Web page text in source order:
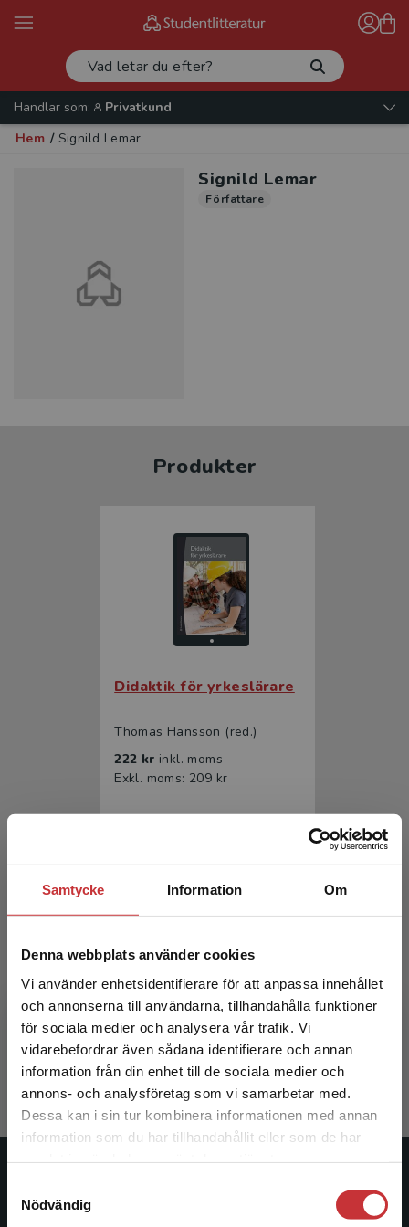
Samtycke Information Om
Denna webbplats använder cookies
Vi använder enhetsidentifierare för att anpassa innehållet
och annonserna till användarna, tillhandahålla funktioner
för sociala medier och analysera vår trafik. Vi
vidarebefordrar även sådana identifierare och annan
information från din enhet till de sociala medier och
annons- och analysföretag som vi samarbetar med.
Dessa kan i sin tur kombinera informationen med annan
information som du har tillhandahållit eller som de har
Nödvändig
Begränsad fraktregion
Det verkar som att du besöker
studentlitteratur.se via en enhet utanför Sverige.
Vi erbjuder inte leveranser utanför Sverige. För
att kunna slutföra ett köp måste
Handlar som:
Privatkund
Hem / Signild Lemar
Signild Lemar
Författare
Produkter
Didaktik för yrkeslärare
Thomas Hansson (red.)
222 kr inkl. moms
Exkl. moms: 209 kr
Didaktik för yrkeslärare
Hansson, Thomas (red.)
359 krinkl. moms
Exkl. moms: 339 kr